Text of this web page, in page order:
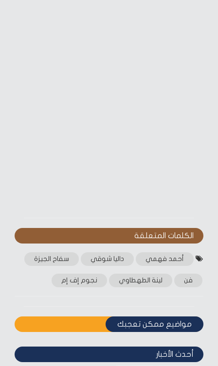
الكلمات المتعلقة‎
أحمد فهمي داليا شوقي سفاح الجيزة
فن لينة الطهطاوي نجوم إف إم
مواضيع ممكن تعجبك
أحدث الأخبار